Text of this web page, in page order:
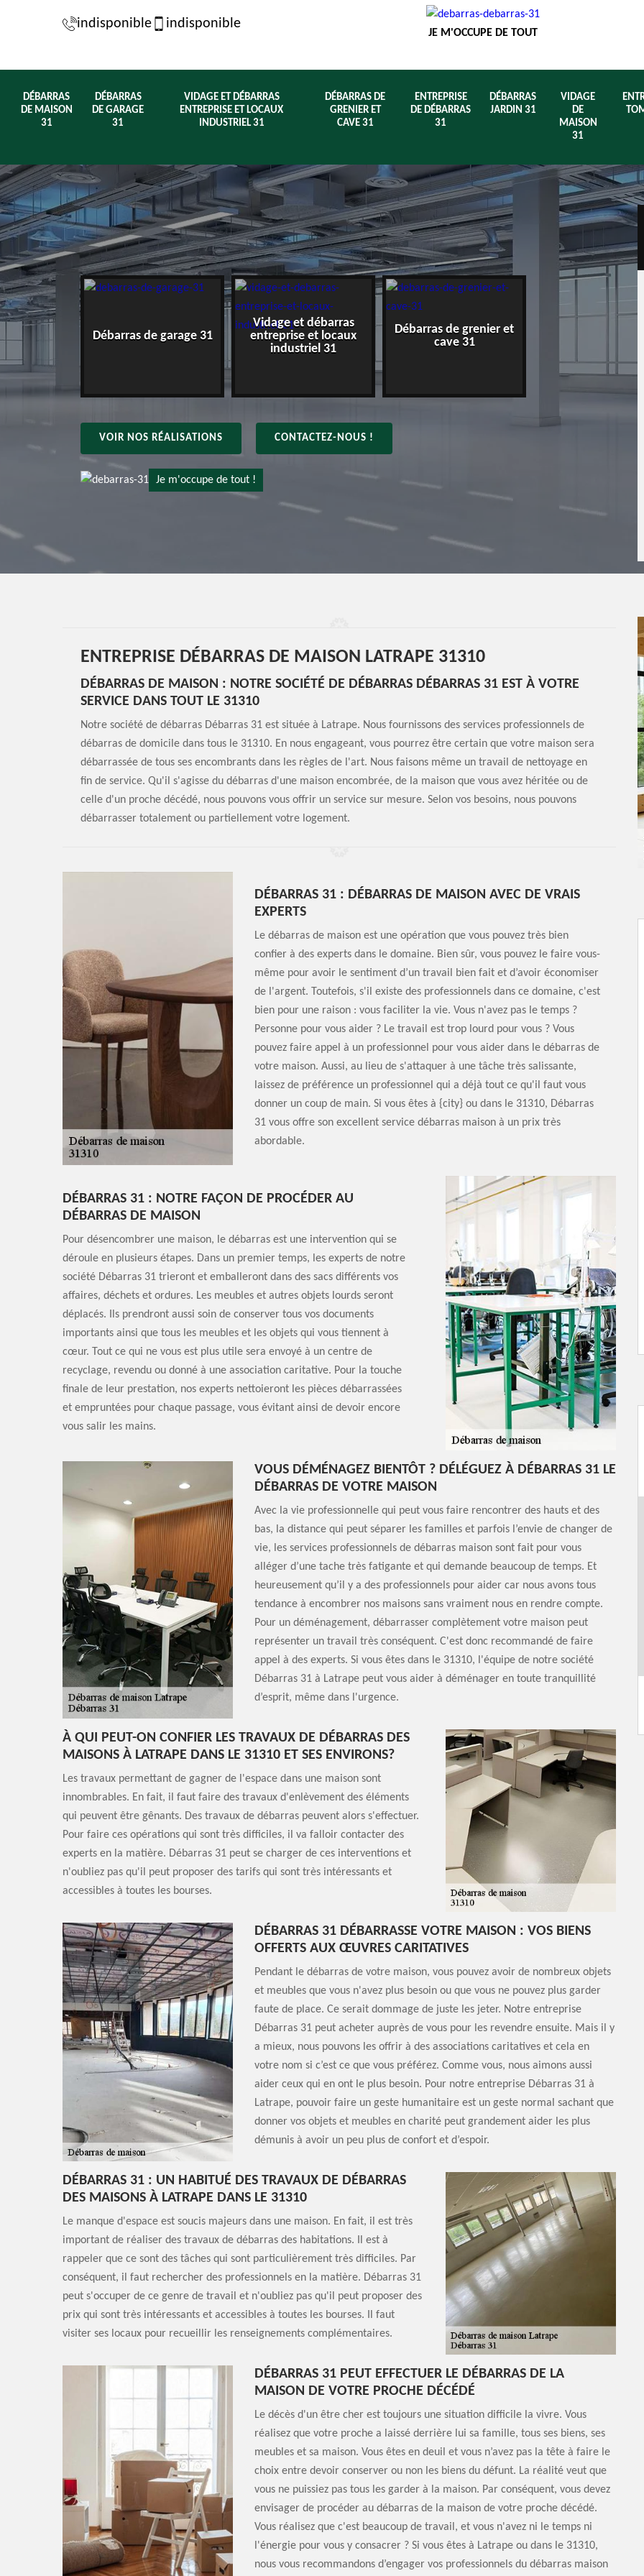
indisponible indisponible
JE M'OCCUPE DE TOUT
DÉBARRAS
DE MAISON
31
DÉBARRAS
DE GARAGE
31
VIDAGE ET DÉBARRAS
ENTREPRISE ET LOCAUX
INDUSTRIEL 31
DÉBARRAS DE
GRENIER ET
CAVE 31
ENTREPRISE
DE DÉBARRAS
31
DÉBARRAS
JARDIN 31
VIDAGE
DE
MAISON
31
Débarras de garage 31
Vidage et débarras
entreprise et locaux
industriel 31
Débarras de grenier et
cave 31
Entreprise de
VOIR NOS RÉALISATIONS CONTACTEZ-NOUS !
Je m'occupe de tout !
ENTREPRISE DÉBARRAS DE MAISON LATRAPE 31310
DÉBARRAS DE MAISON : NOTRE SOCIÉTÉ DE DÉBARRAS DÉBARRAS 31 EST À VOTRE
SERVICE DANS TOUT LE 31310
Notre société de débarras Débarras 31 est située à Latrape. Nous fournissons des services professionnels de
débarras de domicile dans tous le 31310. En nous engageant, vous pourrez être certain que votre maison sera
débarrassée de tous ses encombrants dans les règles de l'art. Nous faisons même un travail de nettoyage en
fin de service. Qu'il s'agisse du débarras d'une maison encombrée, de la maison que vous avez héritée ou de
celle d'un proche décédé, nous pouvons vous offrir un service sur mesure. Selon vos besoins, nous pouvons
débarrasser totalement ou partiellement votre logement.
DÉBARRAS 31 : DÉBARRAS DE MAISON AVEC DE VRAIS
EXPERTS
Le débarras de maison est une opération que vous pouvez très bien
confier à des experts dans le domaine. Bien sûr, vous pouvez le faire vous-
même pour avoir le sentiment d’un travail bien fait et d’avoir économiser
de l'argent. Toutefois, s'il existe des professionnels dans ce domaine, c'est
bien pour une raison : vous faciliter la vie. Vous n'avez pas le temps ?
Personne pour vous aider ? Le travail est trop lourd pour vous ? Vous
pouvez faire appel à un professionnel pour vous aider dans le débarras de
votre maison. Aussi, au lieu de s'attaquer à une tâche très salissante,
laissez de préférence un professionnel qui a déjà tout ce qu'il faut vous
donner un coup de main. Si vous êtes à {city} ou dans le 31310, Débarras
31 vous offre son excellent service débarras maison à un prix très
abordable.
DÉBARRAS 31 : NOTRE FAÇON DE PROCÉDER AU
DÉBARRAS DE MAISON
Pour désencombrer une maison, le débarras est une intervention qui se
déroule en plusieurs étapes. Dans un premier temps, les experts de notre
société Débarras 31 trieront et emballeront dans des sacs différents vos
affaires, déchets et ordures. Les meubles et autres objets lourds seront
déplacés. Ils prendront aussi soin de conserver tous vos documents
importants ainsi que tous les meubles et les objets qui vous tiennent à
cœur. Tout ce qui ne vous est plus utile sera envoyé à un centre de
recyclage, revendu ou donné à une association caritative. Pour la touche
finale de leur prestation, nos experts nettoieront les pièces débarrassées
et empruntées pour chaque passage, vous évitant ainsi de devoir encore
vous salir les mains.
VOUS DÉMÉNAGEZ BIENTÔT ? DÉLÉGUEZ À DÉBARRAS 31 LE
DÉBARRAS DE VOTRE MAISON
Avec la vie professionnelle qui peut vous faire rencontrer des hauts et des
bas, la distance qui peut séparer les familles et parfois l’envie de changer de
vie, les services professionnels de débarras maison sont fait pour vous
alléger d’une tache très fatigante et qui demande beaucoup de temps. Et
heureusement qu’il y a des professionnels pour aider car nous avons tous
tendance à encombrer nos maisons sans vraiment nous en rendre compte.
Pour un déménagement, débarrasser complètement votre maison peut
représenter un travail très conséquent. C'est donc recommandé de faire
appel à des experts. Si vous êtes dans le 31310, l'équipe de notre société
Débarras 31 à Latrape peut vous aider à déménager en toute tranquillité
d’esprit, même dans l'urgence.
À QUI PEUT-ON CONFIER LES TRAVAUX DE DÉBARRAS DES
MAISONS À LATRAPE DANS LE 31310 ET SES ENVIRONS?
Les travaux permettant de gagner de l'espace dans une maison sont
innombrables. En fait, il faut faire des travaux d'enlèvement des éléments
qui peuvent être gênants. Des travaux de débarras peuvent alors s'effectuer.
Pour faire ces opérations qui sont très difficiles, il va falloir contacter des
experts en la matière. Débarras 31 peut se charger de ces interventions et
n'oubliez pas qu'il peut proposer des tarifs qui sont très intéressants et
accessibles à toutes les bourses.
DÉBARRAS 31 DÉBARRASSE VOTRE MAISON : VOS BIENS
OFFERTS AUX ŒUVRES CARITATIVES
Pendant le débarras de votre maison, vous pouvez avoir de nombreux objets
et meubles que vous n'avez plus besoin ou que vous ne pouvez plus garder
faute de place. Ce serait dommage de juste les jeter. Notre entreprise
Débarras 31 peut acheter auprès de vous pour les revendre ensuite. Mais il y
a mieux, nous pouvons les offrir à des associations caritatives et cela en
votre nom si c’est ce que vous préférez. Comme vous, nous aimons aussi
aider ceux qui en ont le plus besoin. Pour notre entreprise Débarras 31 à
Latrape, pouvoir faire un geste humanitaire est un geste normal sachant que
donner vos objets et meubles en charité peut grandement aider les plus
démunis à avoir un peu plus de confort et d’espoir.
DÉBARRAS 31 : UN HABITUÉ DES TRAVAUX DE DÉBARRAS
DES MAISONS À LATRAPE DANS LE 31310
Le manque d'espace est soucis majeurs dans une maison. En fait, il est très
important de réaliser des travaux de débarras des habitations. Il est à
rappeler que ce sont des tâches qui sont particulièrement très difficiles. Par
conséquent, il faut rechercher des professionnels en la matière. Débarras 31
peut s'occuper de ce genre de travail et n'oubliez pas qu'il peut proposer des
prix qui sont très intéressants et accessibles à toutes les bourses. Il faut
visiter ses locaux pour recueillir les renseignements complémentaires.
DÉBARRAS 31 PEUT EFFECTUER LE DÉBARRAS DE LA
MAISON DE VOTRE PROCHE DÉCÉDÉ
Le décès d'un être cher est toujours une situation difficile la vivre. Vous
réalisez que votre proche a laissé derrière lui sa famille, tous ses biens, ses
meubles et sa maison. Vous êtes en deuil et vous n’avez pas la tête à faire le
choix entre devoir conserver ou non les biens du défunt. La réalité veut que
vous ne puissiez pas tous les garder à la maison. Par conséquent, vous devez
envisager de procéder au débarras de la maison de votre proche décédé.
Vous réalisez que c'est beaucoup de travail, et vous n'avez ni le temps ni
l'énergie pour vous y consacrer ? Si vous êtes à Latrape ou dans le 31310,
nous vous recommandons d’engager vos professionnels du débarras maison